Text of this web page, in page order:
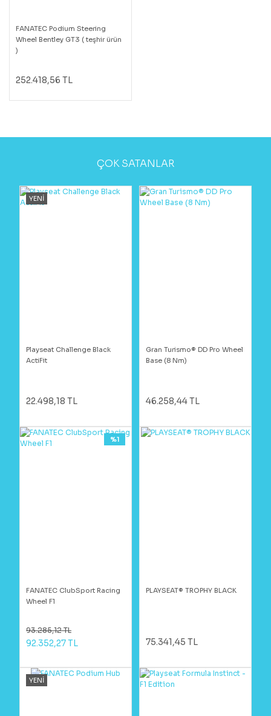
FANATEC Podium Steering
Wheel Bentley GT3 ( teşhir ürün
)
252.418,56 TL
ÇOK SATANLAR
YENİ
Playseat Challenge Black
ActiFit
22.498,18 TL
Gran Turismo® DD Pro Wheel
Base (8 Nm)
46.258,44 TL
FANATEC ClubSport Racing
Wheel F1
%1
93.285,12 TL
92.352,27 TL
PLAYSEAT® TROPHY BLACK
75.341,45 TL
YENİ